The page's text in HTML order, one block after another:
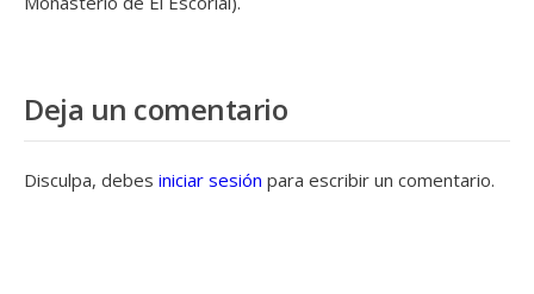
Deja un comentario
Disculpa, debes iniciar sesión para escribir un comentario.